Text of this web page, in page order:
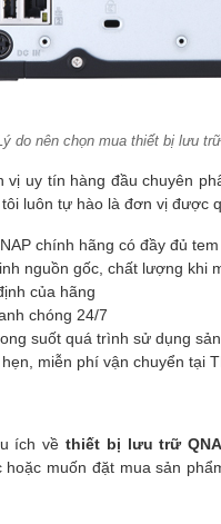
do nên chọn mua thiết bị lưu
vị uy tín hàng đầu chuyên
luôn tự hào là đơn vị được
chính hãng có đầy đủ
nguồn gốc, chất lượng khi
của hãng
chóng 24/7
suốt quá trình sử dụng
miễn phí vận chuyển tại
ích về thiết bị lưu trữ
hoặc muốn đặt mua sản